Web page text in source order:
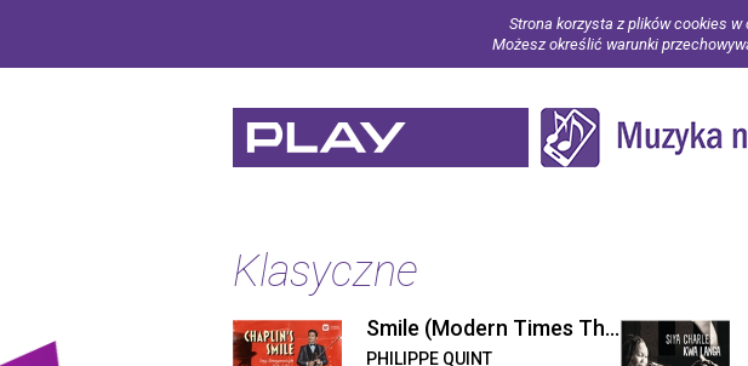
Strona korzysta z plików cookies
Możesz określić warunki
Klasyczne
Smile (Modern Times Theme OST)
PHILIPPE QUINT